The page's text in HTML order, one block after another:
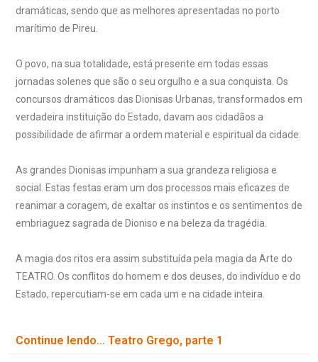
dramáticas, sendo que as melhores apresentadas no porto
marítimo de Pireu.
O povo, na sua totalidade, está presente em todas essas
jornadas solenes que são o seu orgulho e a sua conquista. Os
concursos dramáticos das Dionisas Urbanas, transformados em
verdadeira instituição do Estado, davam aos cidadãos a
possibilidade de afirmar a ordem material e espiritual da cidade.
As grandes Dionisas impunham a sua grandeza religiosa e
social. Estas festas eram um dos processos mais eficazes de
reanimar a coragem, de exaltar os instintos e os sentimentos de
embriaguez sagrada de Dioniso e na beleza da tragédia.
A magia dos ritos era assim substituída pela magia da Arte do
TEATRO. Os conflitos do homem e dos deuses, do indivíduo e do
Estado, repercutiam-se em cada um e na cidade inteira.
Continue lendo... Teatro Grego, parte 1